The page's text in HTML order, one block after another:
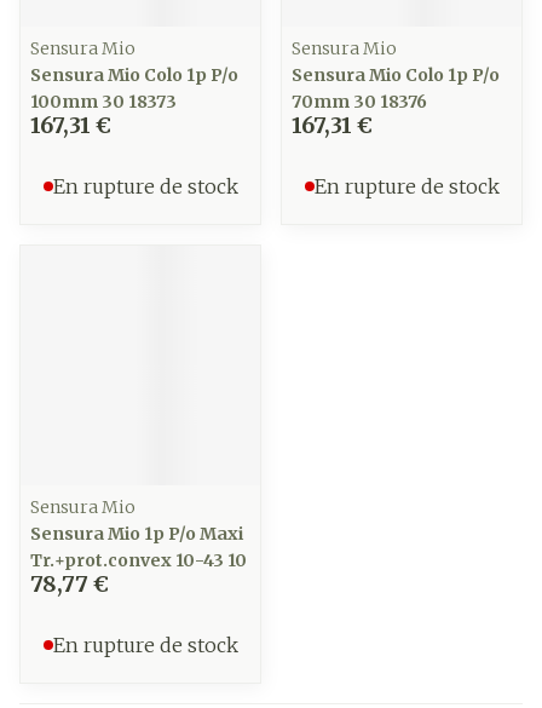
Sensura Mio
Sensura Mio Colo 1p P/o
100mm 30 18373
167,31 €
En rupture de stock
Sensura Mio
Sensura Mio Colo 1p P/o
70mm 30 18376
167,31 €
En rupture de stock
Sensura Mio
Sensura Mio 1p P/o Maxi
Tr.+prot.convex 10-43 10
78,77 €
En rupture de stock